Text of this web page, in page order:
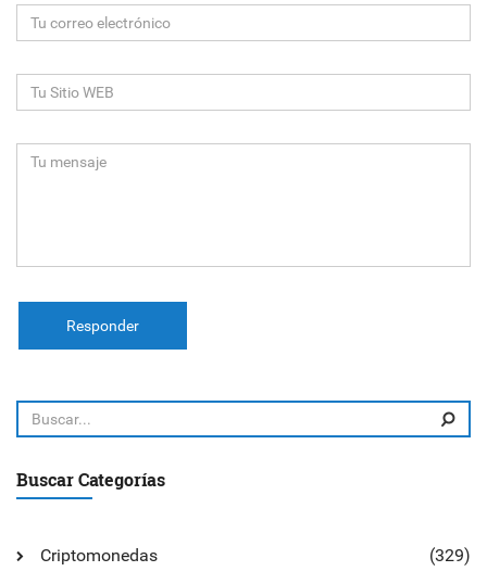
Responder
Buscar Categorías
Criptomonedas (329)